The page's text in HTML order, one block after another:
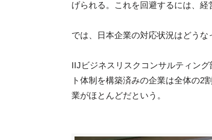
げられる。これを回避するには、経
では、日本企業の対応状況はどうな
IIJビジネスリスクコンサルティン
ト体制を構築済みの企業は全体の2
業がほとんどだという。